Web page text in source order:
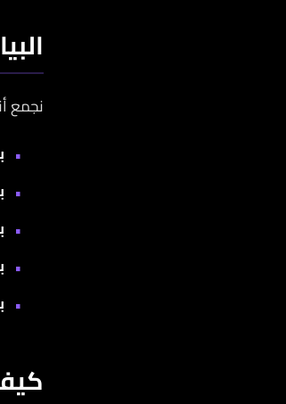
نجمع